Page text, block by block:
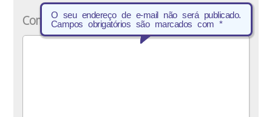
O seu endereço de e-mail não será publicado.
Campos obrigatórios são marcados com*
Comentário*